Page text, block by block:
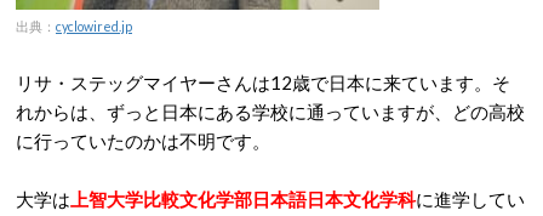
出典： cyclowired.jp
リサ・ステッグマイヤーさんは12歳で日本に来ています。そ
れからは、ずっと日本にある学校に通っていますが、どの高校
に行っていたのかは不明です。
大学は 上智大学比較文化学部日本語日本文化学科に進学してい